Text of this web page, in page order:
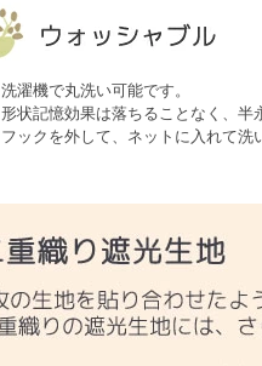
洗濯機で丸洗い可能です。
形状記憶効果は落ちることなく、半
フックを外して、ネットに入れて洗